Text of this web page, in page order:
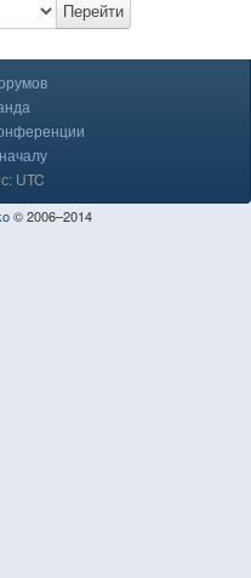
Перейти
UTC
© 2006–2014